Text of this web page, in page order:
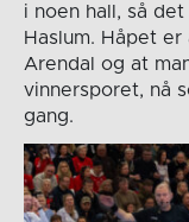
i noen hall, så
Haslum. Håpet
Arendal og at
vinnersporet, nå
gang.